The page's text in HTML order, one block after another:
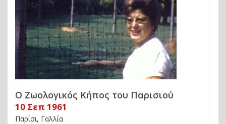
Ο Ζωολογικός Κήπος του Παρισιού
10 Σεπ 1961
Παρίσι, Γαλλία